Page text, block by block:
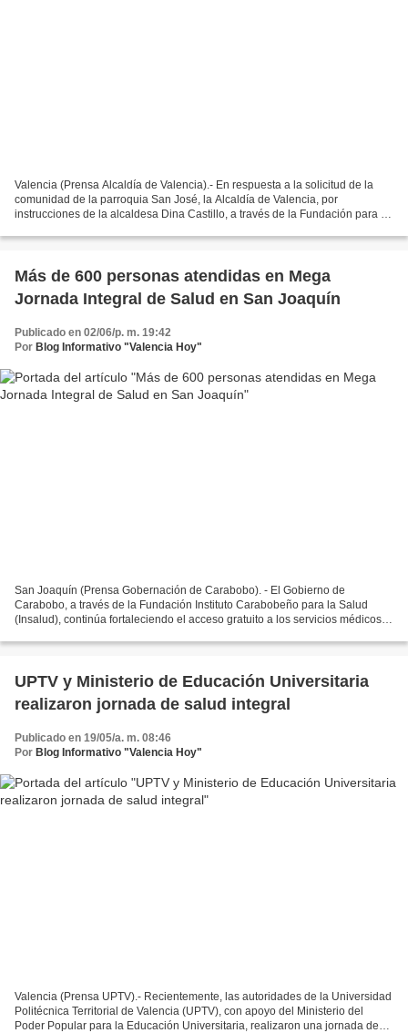
Valencia (Prensa Alcaldía de Valencia).- En respuesta a la solicitud de la
comunidad de la parroquia San José, la Alcaldía de Valencia, por
instrucciones de la alcaldesa Dina Castillo, a través de la Fundación para la
Más de 600 personas atendidas en Mega
Jornada Integral de Salud en San Joaquín
Publicado en 02/06/p. m. 19:42
Por Blog Informativo "Valencia Hoy"
San Joaquín (Prensa Gobernación de Carabobo). - El Gobierno de
Carabobo, a través de la Fundación Instituto Carabobeño para la Salud
(Insalud), continúa fortaleciendo el acceso gratuito a los servicios médicos
UPTV y Ministerio de Educación Universitaria
realizaron jornada de salud integral
Publicado en 19/05/a. m. 08:46
Por Blog Informativo "Valencia Hoy"
Valencia (Prensa UPTV).- Recientemente, las autoridades de la Universidad
Politécnica Territorial de Valencia (UPTV), con apoyo del Ministerio del
Poder Popular para la Educación Universitaria, realizaron una jornada de